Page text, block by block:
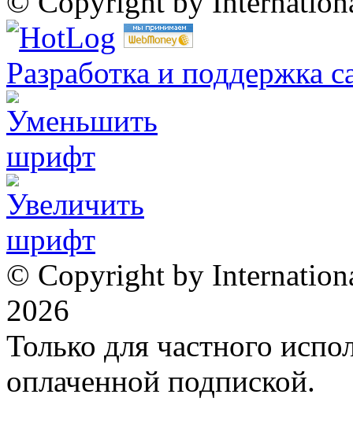
Разработка и поддержка
© Copyright by
2026
Только для частного
оплаченной подпиской.